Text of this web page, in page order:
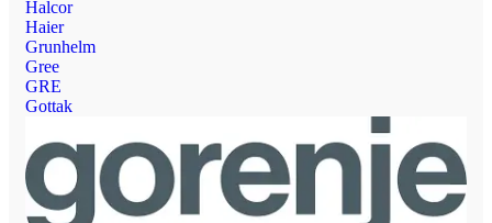
Halcor
Haier
Grunhelm
Gree
GRE
Gottak